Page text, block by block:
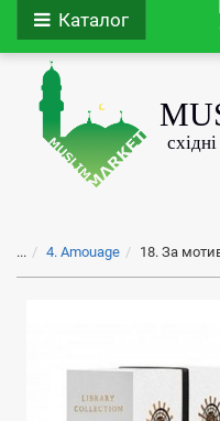
Каталог
... 4. Amouage 18. За